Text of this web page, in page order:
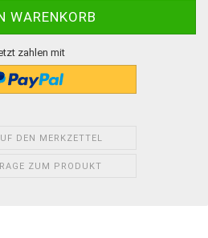
zahlen mit
DEN MERKZETTEL
ZUM PRODUKT